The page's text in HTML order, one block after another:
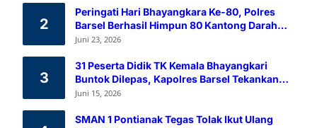
2
Peringati Hari Bhayangkara Ke-80, Polres
Barsel Berhasil Himpun 80 Kantong Darah
Melalui Aksi Donor Darah
Juni 23, 2026
3
31 Peserta Didik TK Kemala Bhayangkari
Buntok Dilepas, Kapolres Barsel Tekankan
Pendidikan Karakter
Juni 15, 2026
SMAN 1 Pontianak Tegas Tolak Ikut Ulang